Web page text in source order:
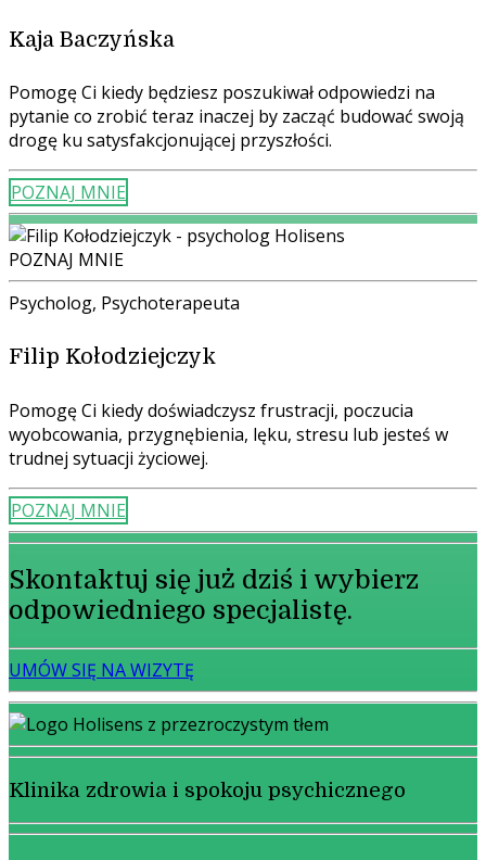
Kaja Baczyńska
Pomogę Ci kiedy będziesz poszukiwał odpowiedzi na
pytanie co zrobić teraz inaczej by zacząć budować swoją
drogę ku satysfakcjonującej przyszłości.
POZNAJ MNIE
POZNAJ MNIE
Psycholog, Psychoterapeuta
Filip Kołodziejczyk
Pomogę Ci kiedy doświadczysz frustracji, poczucia
wyobcowania, przygnębienia, lęku, stresu lub jesteś w
trudnej sytuacji życiowej.
POZNAJ MNIE
Skontaktuj się już dziś i wybierz
odpowiedniego specjalistę.
UMÓW SIĘ NA WIZYTĘ
Klinika zdrowia i spokoju psychicznego